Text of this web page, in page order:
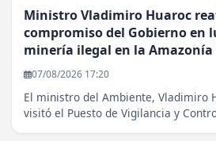
Ministro Vladimiro Huaroc
compromiso del Gobierno en
minería ilegal en la Amazonía
07/08/2026 17:20
El ministro del Ambiente, Vladimiro
visitó el Puesto de Vigilancia y